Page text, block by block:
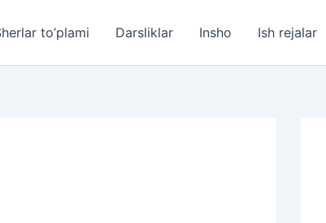
to’plami Darsliklar Insho Ish rejalar